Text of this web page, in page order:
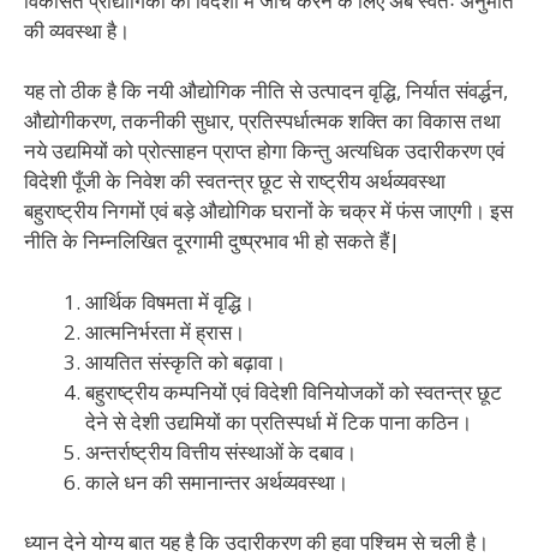
की व्यवस्था है।
यह तो ठीक है कि नयी औद्योगिक नीति से उत्पादन वृद्धि, निर्यात संवर्द्धन,
औद्योगीकरण, तकनीकी सुधार, प्रतिस्पर्धात्मक शक्ति का विकास तथा
नये उद्यमियों को प्रोत्साहन प्राप्त होगा किन्तु अत्यधिक उदारीकरण एवं
विदेशी पूँजी के निवेश की स्वतन्त्र छूट से राष्ट्रीय अर्थव्यवस्था
बहुराष्ट्रीय निगमों एवं बड़े औद्योगिक घरानों के चक्र में फंस जाएगी। इस
नीति के निम्नलिखित दूरगामी दुष्प्रभाव भी हो सकते हैं|
आर्थिक विषमता में वृद्धि।
आत्मनिर्भरता में ह्रास।
आयतित संस्कृति को बढ़ावा।
बहुराष्ट्रीय कम्पनियों एवं विदेशी विनियोजकों को स्वतन्त्र छूट
देने से देशी उद्यमियों का प्रतिस्पर्धा में टिक पाना कठिन।
अन्तर्राष्ट्रीय वित्तीय संस्थाओं के दबाव।
काले धन की समानान्तर अर्थव्यवस्था।
ध्यान देने योग्य बात यह है कि उदारीकरण की हवा पश्चिम से चली है।